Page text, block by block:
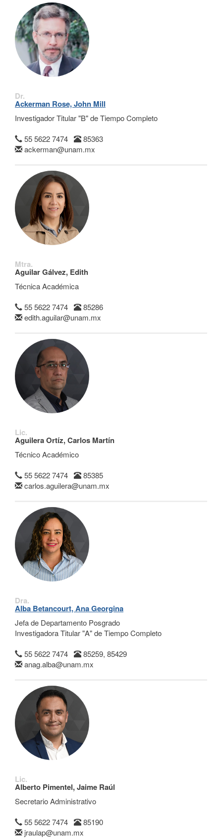
Dr.
Ackerman Rose, John Mill
Investigador Titular "B" de Tiempo Completo
55 5622 7474
85363
ackerman@unam.mx
Mtra.
Aguilar Gálvez, Edith
Técnica Académica
55 5622 7474
85286
edith.aguilar@unam.mx
Lic.
Aguilera Ortíz, Carlos Martín
Técnico Académico
55 5622 7474
85385
carlos.aguilera@unam.mx
Dra.
Alba Betancourt, Ana Georgina
Jefa de Departamento Posgrado
Investigadora Titular "A" de Tiempo Completo
55 5622 7474
85259, 85429
anag.alba@unam.mx
Lic.
Alberto Pimentel, Jaime Raúl
Secretario Administrativo
55 5622 7474
85190
jraulap@unam.mx